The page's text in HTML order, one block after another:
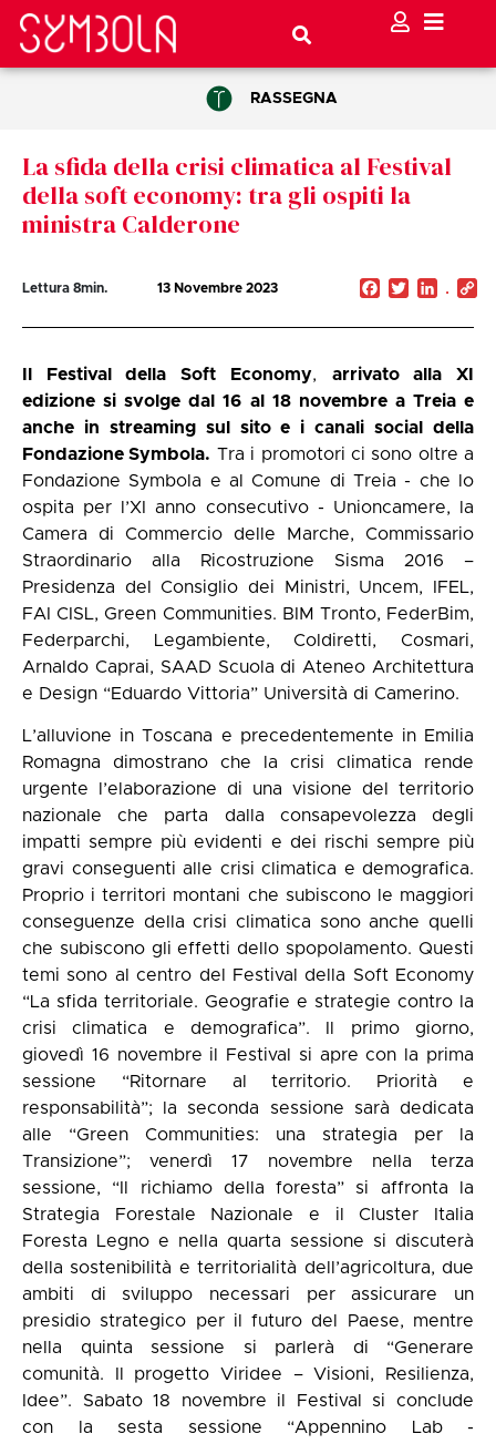
RASSEGNA
La sfida della crisi climatica al Festival
della soft economy: tra gli ospiti la
ministra Calderone
Lettura 8min. 13 Novembre 2023 Facebook
Twitter
Il Festival della Soft Economy, arrivato alla XI
edizione si svolge dal 16 al 18 novembre a Treia e
anche in streaming sul sito e i canali social della
Fondazione Symbola. Tra i promotori ci sono oltre a
Fondazione Symbola e al Comune di Treia - che lo
ospita per l’XI anno consecutivo - Unioncamere, la
Camera di Commercio delle Marche, Commissario
Straordinario alla Ricostruzione Sisma 2016 –
Presidenza del Consiglio dei Ministri, Uncem, IFEL,
FAI CISL, Green Communities. BIM Tronto, FederBim,
Federparchi, Legambiente, Coldiretti, Cosmari,
Arnaldo Caprai, SAAD Scuola di Ateneo Architettura
e Design “Eduardo Vittoria” Università di Camerino.
L’alluvione in Toscana e precedentemente in Emilia
Romagna dimostrano che la crisi climatica rende
urgente l’elaborazione di una visione del territorio
nazionale che parta dalla consapevolezza degli
impatti sempre più evidenti e dei rischi sempre più
gravi conseguenti alle crisi climatica e demografica.
Proprio i territori montani che subiscono le maggiori
conseguenze della crisi climatica sono anche quelli
che subiscono gli effetti dello spopolamento. Questi
temi sono al centro del Festival della Soft Economy
“La sfida territoriale. Geografie e strategie contro la
crisi climatica e demografica”. Il primo giorno,
giovedì 16 novembre il Festival si apre con la prima
sessione “Ritornare al territorio. Priorità e
responsabilità”; la seconda sessione sarà dedicata
alle “Green Communities: una strategia per la
Transizione”; venerdì 17 novembre nella terza
sessione, “Il richiamo della foresta” si affronta la
Strategia Forestale Nazionale e il Cluster Italia
Foresta Legno e nella quarta sessione si discuterà
della sostenibilità e territorialità dell’agricoltura, due
ambiti di sviluppo necessari per assicurare un
presidio strategico per il futuro del Paese, mentre
nella quinta sessione si parlerà di “Generare
comunità. Il progetto Viridee – Visioni, Resilienza,
Idee”. Sabato 18 novembre il Festival si conclude
con la sesta sessione “Appennino Lab -